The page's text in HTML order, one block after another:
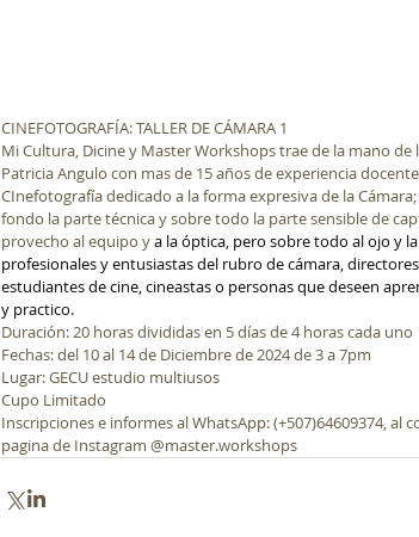
CINEFOTOGRAFÍA: TALLER DE CÁMARA 1
Mi Cultura, Dicine y Master Workshops trae de la mano
Patricia Angulo con mas de 15 años de experiencia
CInefotografía dedicado a la forma expresiva de la
fondo la parte técnica y sobre todo la parte sensible de
provecho al equipo y a la óptica, pero sobre todo al ojo y
profesionales y entusiastas del rubro de cámara,
estudiantes de cine, cineastas o personas que deseen
y practico.
Duración: 20 horas divididas en 5 días de 4 horas cada uno
Fechas: del 10 al 14 de Diciembre de 2024 de 3 a 7pm
Lugar: GECU estudio multiusos
Cupo Limitado
Inscripciones e informes al WhatsApp: (+507)64609374, al
pagina de Instagram @master.workshops